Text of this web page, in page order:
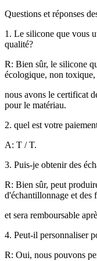
Questions et réponses
1. Le silicone que vous
qualité?
R: Bien sûr, le silicone
écologique, non toxique,
nous avons le certificat
pour le matériau.
2. quel est votre
A: T / T.
3. Puis-je obtenir des
R: Bien sûr, peut
d'échantillonnage et des
et sera remboursable
4. Peut-il personnaliser
R: Oui, nous pouvons